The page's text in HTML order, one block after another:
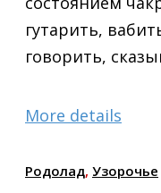
гутарить,
говорить,
More details
Родолад, Узорочье